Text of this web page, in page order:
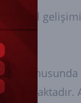
sosyal